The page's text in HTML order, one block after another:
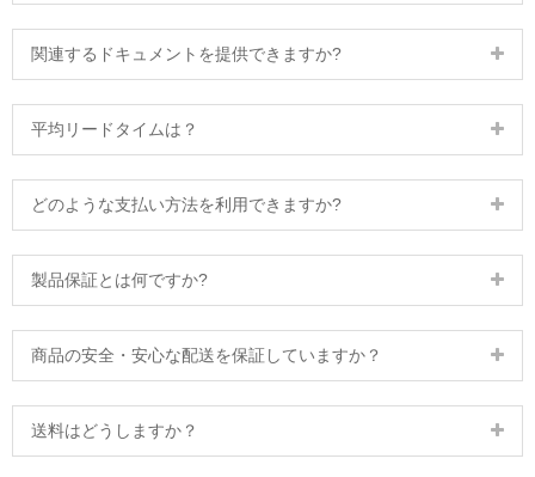
関連するドキュメントを提供できますか?
平均リードタイムは？
どのような支払い方法を利用できますか?
製品保証とは何ですか?
商品の安全・安心な配送を保証していますか？
送料はどうしますか？